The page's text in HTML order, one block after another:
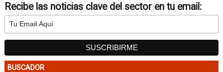
Recibe las noticias clave del sector en tu email:
BUSCADOR